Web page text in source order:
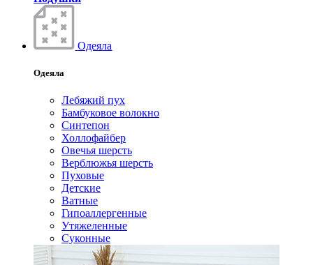
Одеяла
Одеяла
Лебяжий пух
Бамбуковое волокно
Синтепон
Холлофайбер
Овечья шерсть
Верблюжья шерсть
Пуховые
Детские
Ватные
Гипоаллергенные
Утяжеленные
Суконные